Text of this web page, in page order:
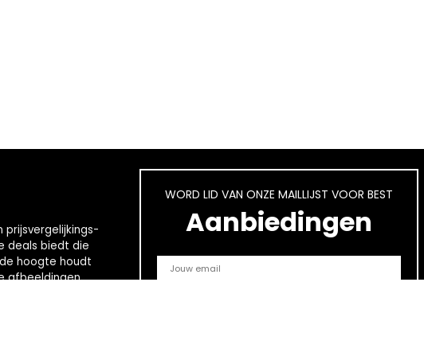
prijsvergelijkings-
deals biedt die
hoogte houdt
afbeeldingen
WORD LID VAN ONZE MAILLIJST VOOR BEST
Aanbiedingen